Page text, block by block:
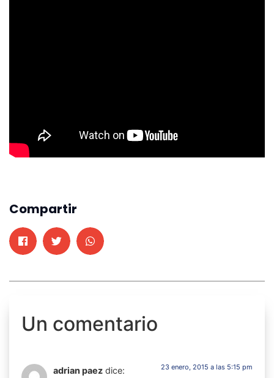
Compartir
Un comentario
adrian paez dice: 23 enero, 2015 a las 5:15 pm